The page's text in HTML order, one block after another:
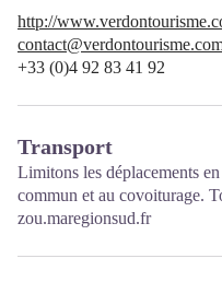
http://
+33 (0)4 92 83 41 92
Transport
Limitons les déplacements
commun et au covoiturage.
zou.maregionsud.fr